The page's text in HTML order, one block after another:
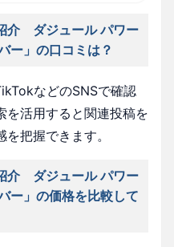
介 ダジュール パワー
ー」の口コミは？
などのSNSで確認
を活用すると関連投稿を
把握できます。
介 ダジュール パワー
ー」の価格を比較して